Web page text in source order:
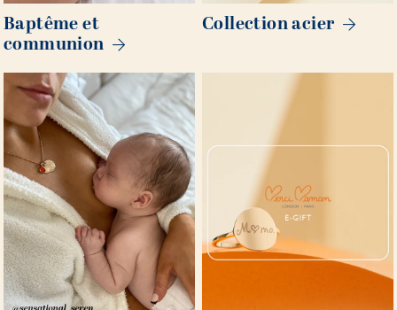
Baptême et
communion
Collection acier